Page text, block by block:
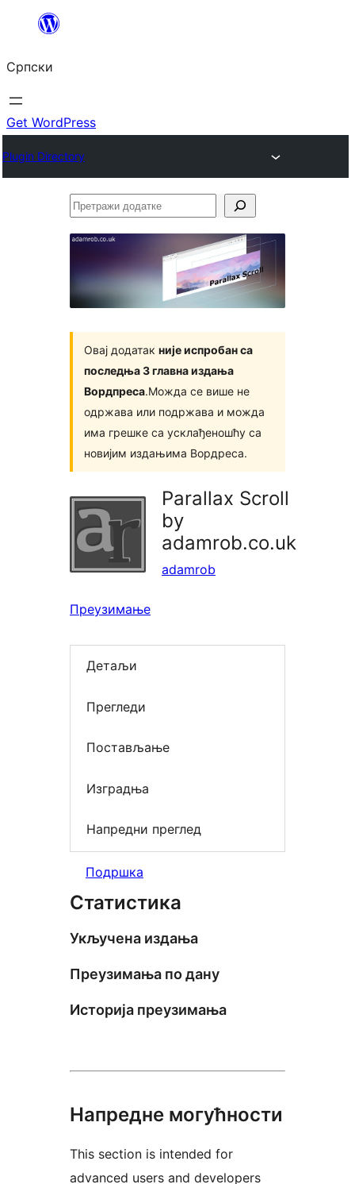
Скочи
садржај
Српски
Get WordPress
Plugin Directory
Претражи
Овај додатак није испробан са
последња 3 главна издања
Вордпреса.Можда се више не
одржава или подржава и можда
има грешке са усклађеношћу са
новијим издањима Вордреса.
Parallax Scroll
by
adamrob.co.uk
adamrob
Преузимање
Детаљи
Прегледи
Постављање
Изградња
Напредни преглед
Подршка
Статистика
Укључена издања
Преузимања по дану
Историја преузимања
Напредне могућности
This section is intended for
advanced users and developers